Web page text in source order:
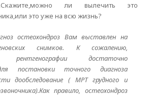
ли вылечить это
это уже на всю жизнь?
остеохондроз Вам выставлен на
снимков. К сожалению,
рентгенографии достаточно
постановки точного диагноза
дообследование ( МРТ грудного и
правило, остеохондроз